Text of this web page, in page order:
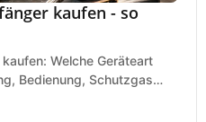
kaufen - so
Welche Geräteart
Bedienung, Schutzgas